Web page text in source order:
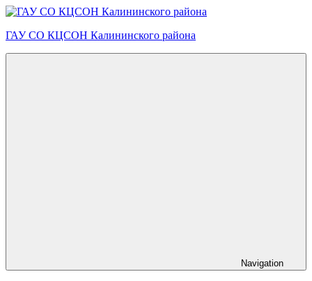
Skip
content
ГАУ СО КЦСОН Калининского района
Navigation